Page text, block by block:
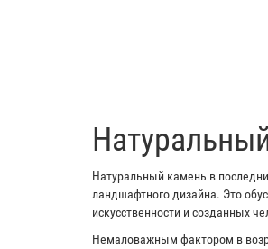
Натуральный камень в
ландшафтного дизайна. Это
искусственности и созданных
Немаловажным фактором в